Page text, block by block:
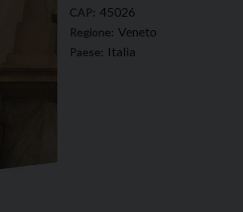
CAP: 45026
Regione: Veneto
Paese: Italia